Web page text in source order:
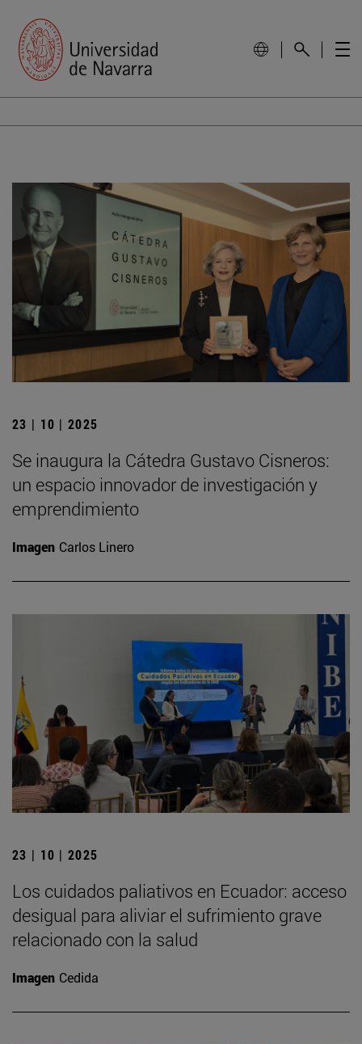
23 | 10 | 2025
Se inaugura la Cátedra Gustavo Cisneros:
un espacio innovador de investigación y
emprendimiento
Imagen Carlos Linero
23 | 10 | 2025
Los cuidados paliativos en Ecuador: acceso
desigual para aliviar el sufrimiento grave
relacionado con la salud
Imagen Cedida